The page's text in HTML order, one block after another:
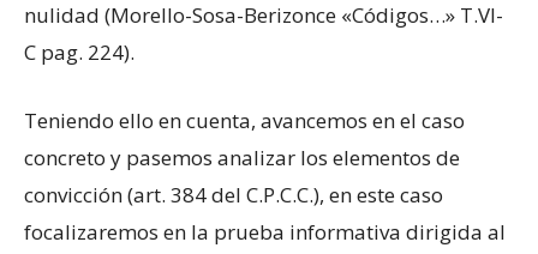
nulidad (Morello-Sosa-Berizonce «Códigos…» T.VI-
C pag. 224).
Teniendo ello en cuenta, avancemos en el caso
concreto y pasemos analizar los elementos de
convicción (art. 384 del C.P.C.C.), en este caso
focalizaremos en la prueba informativa dirigida al